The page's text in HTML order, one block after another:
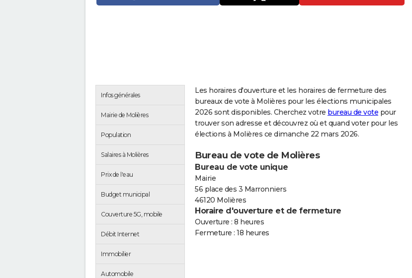
Infos générales
Mairie de Molières
Population
Salaires à Molières
Prix de l'eau
Budget municipal
Couverture 5G, mobile
Débit Internet
Immobilier
Automobile
Les horaires d'ouverture et les horaires de fermeture des
bureaux de vote à Molières pour les élections municipales
2026 sont disponibles. Cherchez votre bureau de vote pour
trouver son adresse et découvrez où et quand voter pour les
élections à Molières ce dimanche 22 mars 2026.
Bureau de vote de Molières
Bureau de vote unique
Mairie
56 place des 3 Marronniers
46120 Molières
Horaire d'ouverture et de fermeture
Ouverture : 8 heures
Fermeture : 18 heures